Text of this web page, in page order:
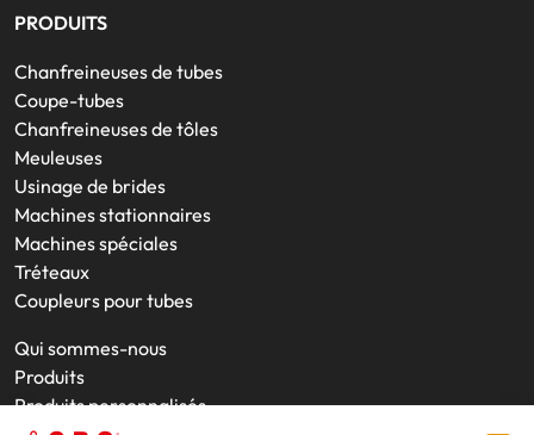
PRODUITS
Chanfreineuses de tubes
Coupe-tubes
Chanfreineuses de tôles
Meuleuses
Usinage de brides
Machines stationnaires
Machines spéciales
Tréteaux
Coupleurs pour tubes
Qui sommes-nous
Produits
Produits personnalisés